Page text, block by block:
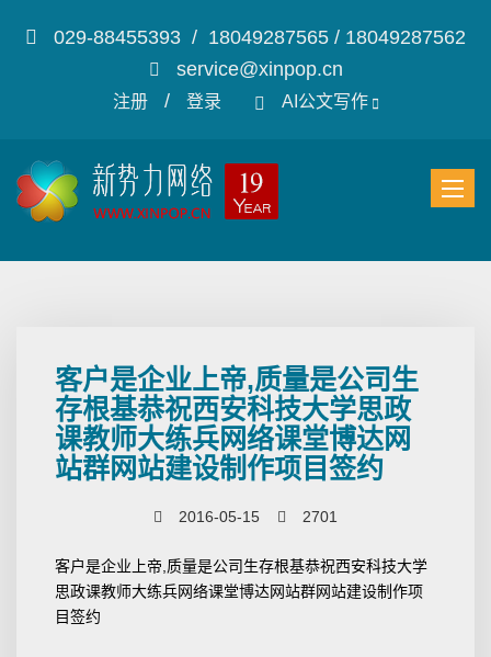
029-88455393 / 18049287565 / 18049287562
service@xinpop.cn
注册/ 登录 AI公文写作
客户是企业上帝,质量是公司生
存根基恭祝西安科技大学思政
课教师大练兵网络课堂博达网
站群网站建设制作项目签约
2016-05-15 2701
客户是企业上帝,质量是公司生存根基恭祝西安科技大学
思政课教师大练兵网络课堂博达网站群网站建设制作项
目签约